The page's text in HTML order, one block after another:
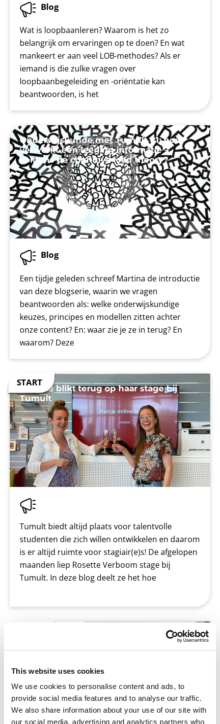
This website uses cookies
We use cookies to personalise content and ads, to
provide social media features and to analyse our traffic.
We also share information about your use of our site with
our social media, advertising and analytics partners who
Blog
Wat is loopbaanleren? Waarom is het zo
belangrijk om ervaringen op te doen? En wat
mankeert er aan veel LOB-methodes? Als er
iemand is die zulke vragen over
loopbaanbegeleiding en -oriëntatie kan
beantwoorden, is het
Onderwijskunde met Tumult #1: hoe
verwerkt een leerling informatie –
volgens de cognitive load theory?
Blog
Een tijdje geleden schreef Martina de introductie
van deze blogserie, waarin we vragen
beantwoorden als: welke onderwijskundige
keuzes, principes en modellen zitten achter
onze content? En: waar zie je ze in terug? En
waarom? Deze
Rosette blikt terug op haar stage bij
Tumult
Tumult biedt altijd plaats voor talentvolle
studenten die zich willen ontwikkelen en daarom
is er altijd ruimte voor stagiair(e)s! De afgelopen
maanden liep Rosette Verboom stage bij
Tumult. In deze blog deelt ze het hoe